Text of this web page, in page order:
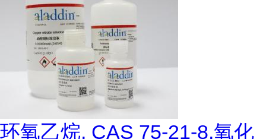
环氧乙烷, CAS 75-21-8,氧化